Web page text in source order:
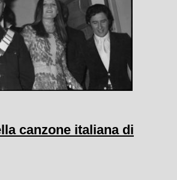
canzone italiana di